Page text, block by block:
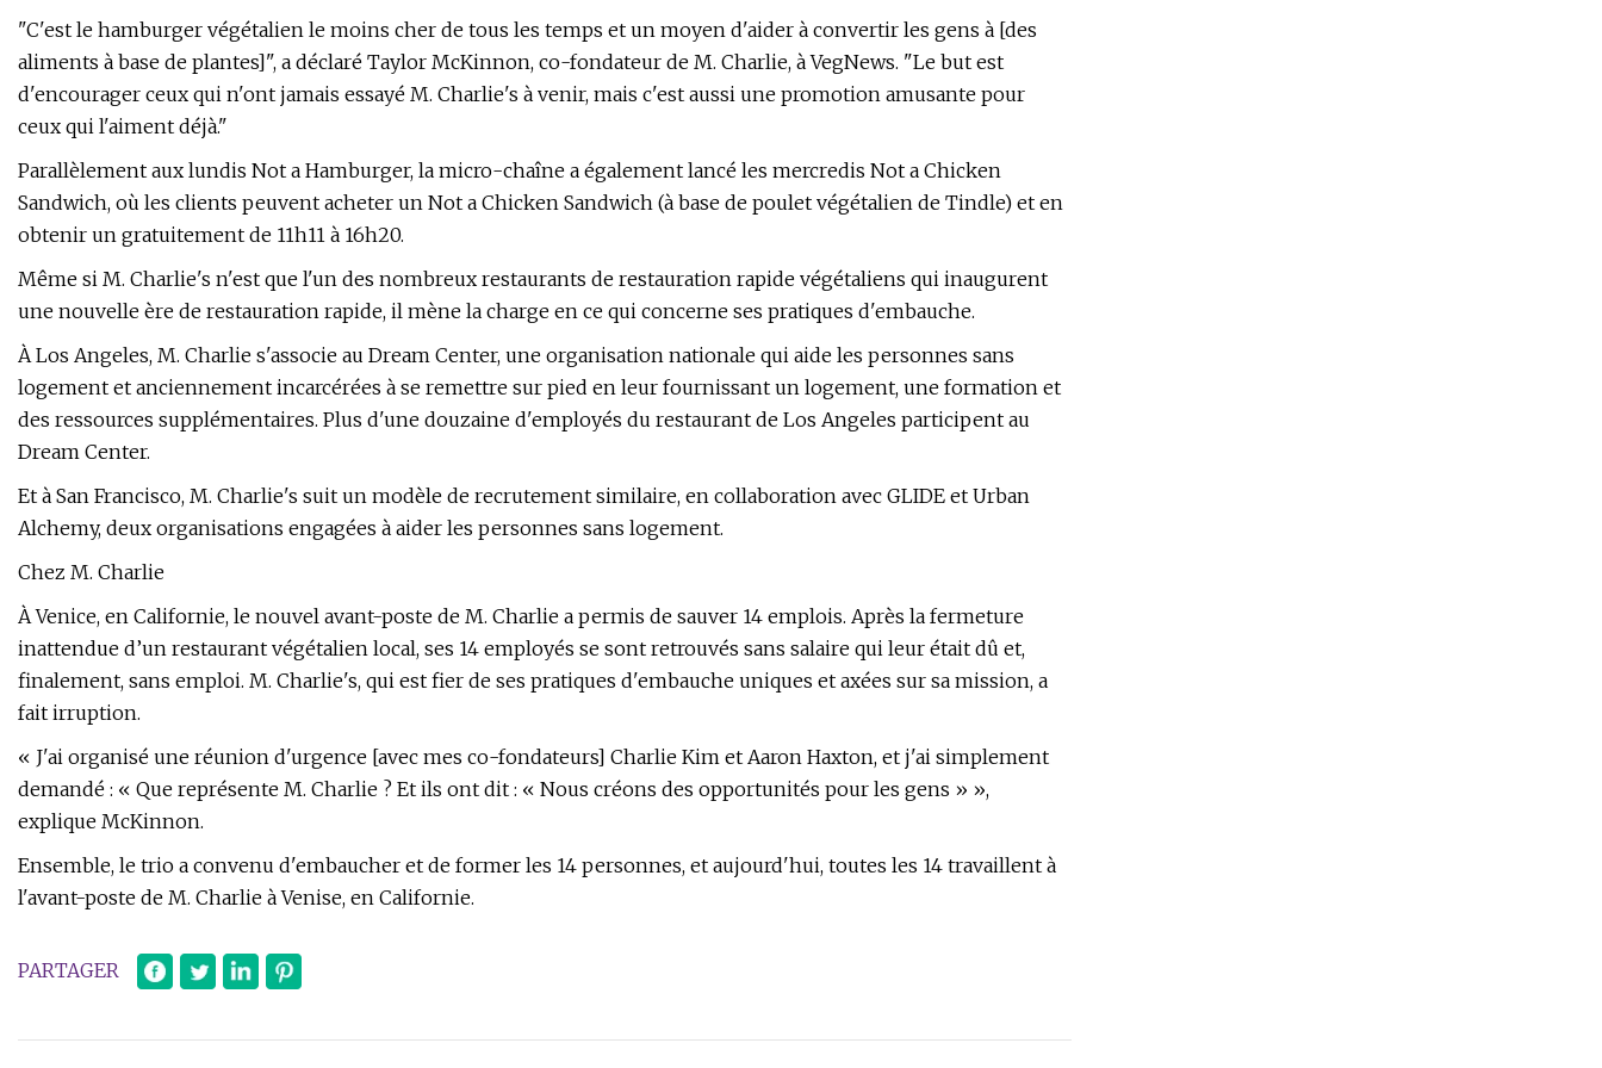
"C'est le hamburger végétalien le moins cher de tous les temps et un moyen d'aider à convertir les gens à [des
aliments à base de plantes]", a déclaré Taylor McKinnon, co-fondateur de M. Charlie, à VegNews. "Le but est
d'encourager ceux qui n'ont jamais essayé M. Charlie's à venir, mais c'est aussi une promotion amusante pour
ceux qui l'aiment déjà."
Parallèlement aux lundis Not a Hamburger, la micro-chaîne a également lancé les mercredis Not a Chicken
Sandwich, où les clients peuvent acheter un Not a Chicken Sandwich (à base de poulet végétalien de Tindle) et en
obtenir un gratuitement de 11h11 à 16h20.
Même si M. Charlie's n'est que l'un des nombreux restaurants de restauration rapide végétaliens qui inaugurent
une nouvelle ère de restauration rapide, il mène la charge en ce qui concerne ses pratiques d'embauche.
À Los Angeles, M. Charlie s'associe au Dream Center, une organisation nationale qui aide les personnes sans
logement et anciennement incarcérées à se remettre sur pied en leur fournissant un logement, une formation et
des ressources supplémentaires. Plus d'une douzaine d'employés du restaurant de Los Angeles participent au
Dream Center.
Et à San Francisco, M. Charlie's suit un modèle de recrutement similaire, en collaboration avec GLIDE et Urban
Alchemy, deux organisations engagées à aider les personnes sans logement.
Chez M. Charlie
À Venice, en Californie, le nouvel avant-poste de M. Charlie a permis de sauver 14 emplois. Après la fermeture
inattendue d’un restaurant végétalien local, ses 14 employés se sont retrouvés sans salaire qui leur était dû et,
finalement, sans emploi. M. Charlie's, qui est fier de ses pratiques d'embauche uniques et axées sur sa mission, a
fait irruption.
« J'ai organisé une réunion d'urgence [avec mes co-fondateurs] Charlie Kim et Aaron Haxton, et j'ai simplement
demandé : « Que représente M. Charlie ? Et ils ont dit : « Nous créons des opportunités pour les gens » »,
explique McKinnon.
Ensemble, le trio a convenu d'embaucher et de former les 14 personnes, et aujourd'hui, toutes les 14 travaillent à
l'avant-poste de M. Charlie à Venise, en Californie.
PARTAGER